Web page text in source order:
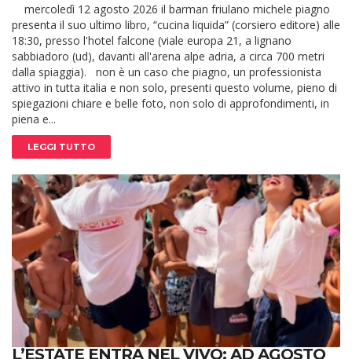
mercoledì 12 agosto 2026 il barman friulano michele piagno
presenta il suo ultimo libro, “cucina liquida” (corsiero editore) alle
18:30, presso l'hotel falcone (viale europa 21, a lignano
sabbiadoro (ud), davanti all'arena alpe adria, a circa 700 metri
dalla spiaggia). non è un caso che piagno, un professionista
attivo in tutta italia e non solo, presenti questo volume, pieno di
spiegazioni chiare e belle foto, non solo di approfondimenti, in
piena e...
LEGGI TUTTO
L’ESTATE ENTRA NEL VIVO: AD AGOSTO